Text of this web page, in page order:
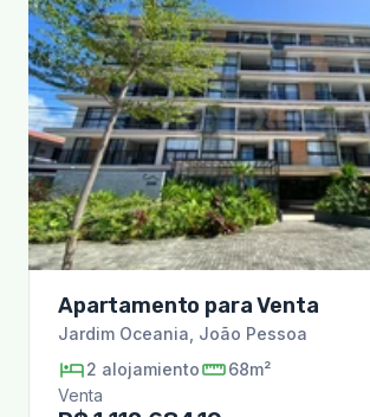
Apartamento para Venta
Jardim Oceania João Pessoa
2 alojamiento
68m²
Venta